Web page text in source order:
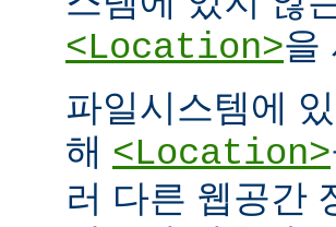
<Location>을
파일시스템에
해 <Location>
러 다른 웹공간